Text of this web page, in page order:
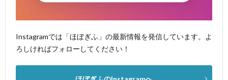
Instagramでは「ほぼぎふ」の最新情報を発信しています。よ
ろしければフォローしてください！